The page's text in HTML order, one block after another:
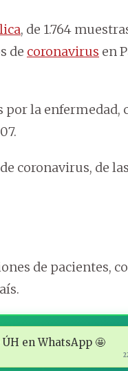
, de 1.764
de coronavirus en
la enfermedad,
coronavirus, de
de pacientes,
en WhatsApp 🤩